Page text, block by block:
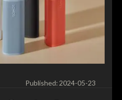
Published: 2024-05-23